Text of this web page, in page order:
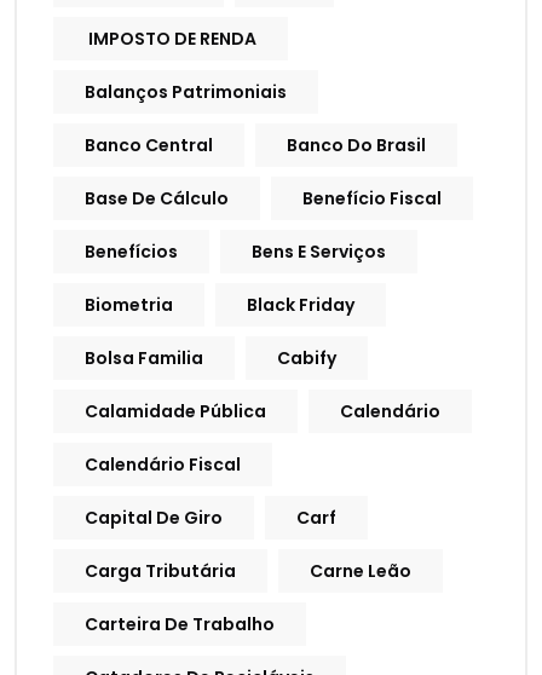
IMPOSTO DE RENDA
Balanços Patrimoniais
Banco Central Banco Do Brasil
Base De Cálculo Benefício Fiscal
Benefícios Bens E Serviços
Biometria Black Friday
Bolsa Familia Cabify
Calamidade Pública Calendário
Calendário Fiscal
Capital De Giro Carf
Carga Tributária Carne Leão
Carteira De Trabalho